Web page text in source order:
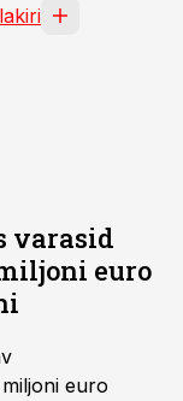
varasid
euro
euro